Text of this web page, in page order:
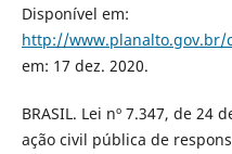
Disponível em:
http://www.planalto.gov.br/
em: 17 dez. 2020.
BRASIL. Lei nº 7.347, de 24
ação civil pública de